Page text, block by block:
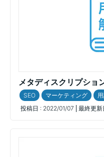
メタディスクリプショ
SEO マーケティング
投稿日 : 2022/01/07 最終更新